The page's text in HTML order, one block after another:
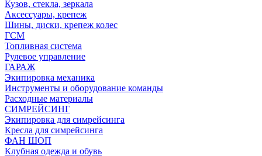
Кузов, стекла, зеркала
Аксессуары, крепеж
Шины, диски, крепеж колес
ГСМ
Топливная система
Рулевое управление
ГАРАЖ
Экипировка механика
Инструменты и оборудование команды
Расходные материалы
СИМРЕЙСИНГ
Экипировка для симрейсинга
Кресла для симрейсинга
ФАН ШОП
Клубная одежда и обувь